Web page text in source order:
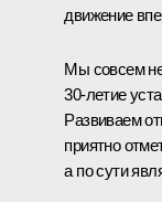
движение
Мы совсем
30-летие
Развиваем
приятно
а по сути